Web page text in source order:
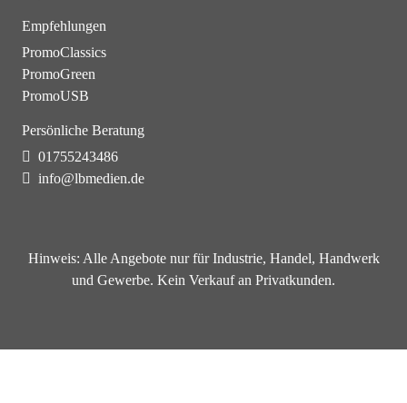
Empfehlungen
PromoClassics
PromoGreen
PromoUSB
Persönliche Beratung
01755243486
info@lbmedien.de
Hinweis: Alle Angebote nur für Industrie, Handel, Handwerk
und Gewerbe. Kein Verkauf an Privatkunden.